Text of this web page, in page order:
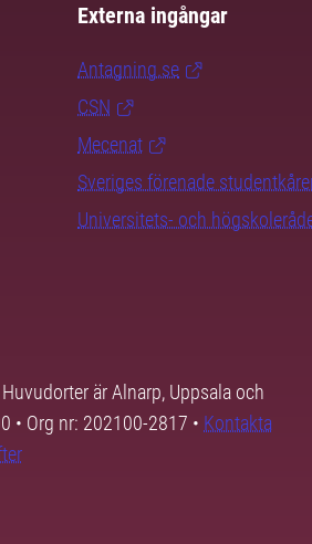
Externa ingångar
Antagning.se
CSN
Mecenat
Sveriges förenade
Universitets- och
är Alnarp, Uppsala och
• Org nr: 202100-2817 • Kontakta